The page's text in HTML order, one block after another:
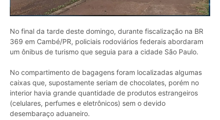
No final da tarde deste domingo, durante fiscalização na BR
369 em Cambé/PR, policiais rodoviários federais abordaram
um ônibus de turismo que seguia para a cidade São Paulo.
No compartimento de bagagens foram localizadas algumas
caixas que, supostamente seriam de chocolates, porém no
interior havia grande quantidade de produtos estrangeiros
(celulares, perfumes e eletrônicos) sem o devido
desembaraço aduaneiro.